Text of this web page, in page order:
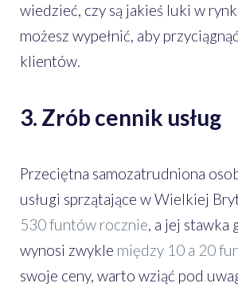
wiedzieć, czy są jakieś luki w
możesz wypełnić, aby
klientów.
3. Zrób cennik usług
Przeciętna samozatrudniona
usługi sprzątające w Wielkiej
530 funtów rocznie, a jej stawka
wynosi zwykle między 10 a 20
swoje ceny, warto wziąć pod